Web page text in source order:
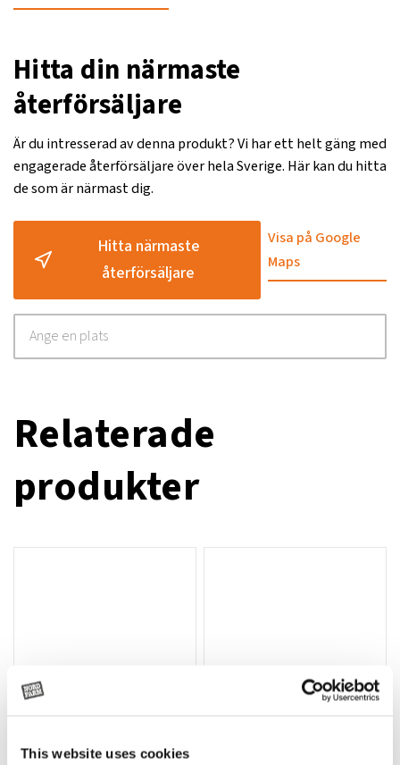
This website uses cookies
Hitta din närmaste
återförsäljare
Är du intresserad av denna produkt? Vi har ett helt gäng med
engagerade återförsäljare över hela Sverige. Här kan du hitta
de som är närmast dig.
Hitta närmaste
återförsäljare
Visa på Google
Maps
Relaterade
produkter